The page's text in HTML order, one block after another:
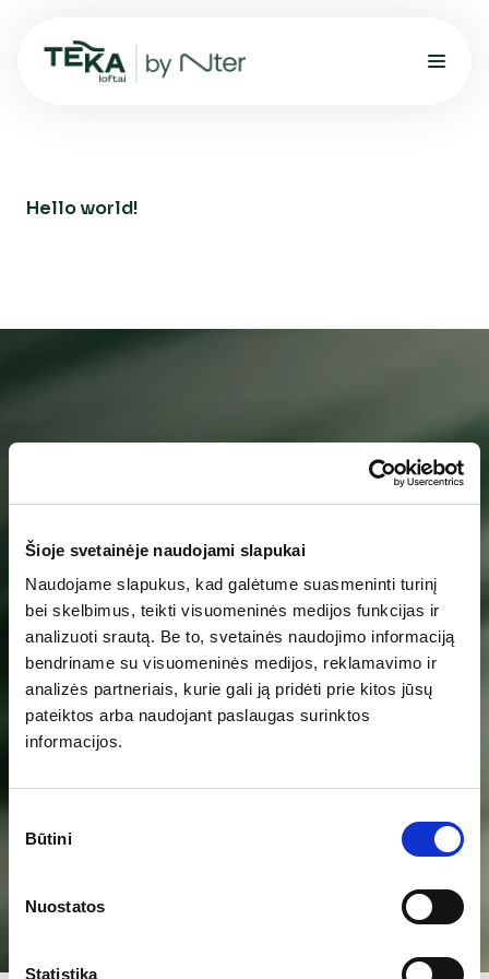
Šioje svetainėje naudojami slapukai
Naudojame slapukus, kad galėtume suasmeninti turinį
bei skelbimus, teikti visuomeninės medijos funkcijas ir
analizuoti srautą. Be to, svetainės naudojimo informaciją
bendriname su visuomeninės medijos, reklamavimo ir
analizės partneriais, kurie gali ją pridėti prie kitos jūsų
pateiktos arba naudojant paslaugas surinktos
informacijos.
pasirinkimas
Būtini
Nuostatos
Statistika
Hello world!
Turi klausimų ar nori
daugiau?
Gyvenimui miesto ritmu. Naujas projektas
besikeičiančiame rajone. Gyvenimui? Verslui?
Abiems?